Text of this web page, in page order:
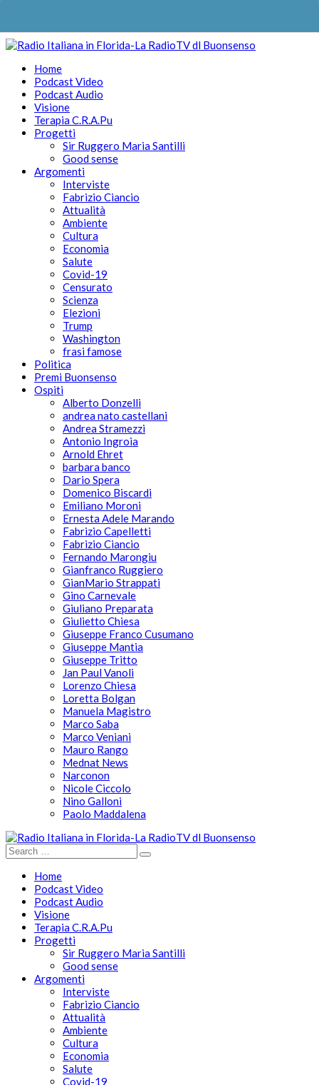
Home
Podcast Video
Podcast Audio
Visione
Terapia C.R.A.Pu
Progetti
Sir Ruggero Maria Santilli
Good sense
Argomenti
Interviste
Fabrizio Ciancio
Attualità
Ambiente
Cultura
Economia
Salute
Covid-19
Censurato
Scienza
Elezioni
Trump
Washington
frasi famose
Politica
Premi Buonsenso
Ospiti
Alberto Donzelli
andrea nato castellani
Andrea Stramezzi
Antonio Ingroia
Arnold Ehret
barbara banco
Dario Spera
Domenico Biscardi
Emiliano Moroni
Ernesta Adele Marando
Fabrizio Capelletti
Fabrizio Ciancio
Fernando Marongiu
Gianfranco Ruggiero
GianMario Strappati
Gino Carnevale
Giuliano Preparata
Giulietto Chiesa
Giuseppe Franco Cusumano
Giuseppe Mantia
Giuseppe Tritto
Jan Paul Vanoli
Lorenzo Chiesa
Loretta Bolgan
Manuela Magistro
Marco Saba
Marco Veniani
Mauro Rango
Mednat News
Narconon
Nicole Ciccolo
Nino Galloni
Paolo Maddalena
Home
Podcast Video
Podcast Audio
Visione
Terapia C.R.A.Pu
Progetti
Sir Ruggero Maria Santilli
Good sense
Argomenti
Interviste
Fabrizio Ciancio
Attualità
Ambiente
Cultura
Economia
Salute
Covid-19